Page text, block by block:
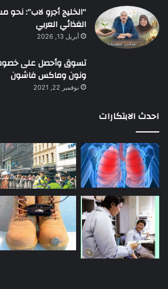
“الخليج أجرو لاب”: نحو
الغذائي العربي
أبريل 13, 2026
تسوق وأحصل على
ونون وماكس فاشون
نوفمبر 22, 2021
احدث الابتكارات